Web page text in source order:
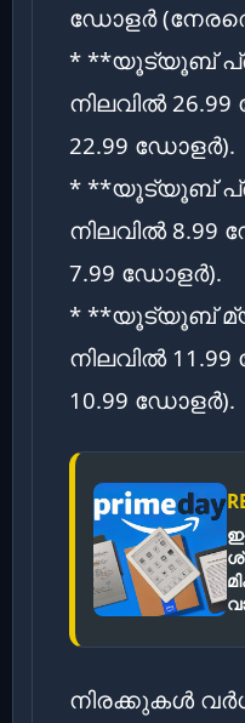
ഡോളർ
* **യൂട്യൂബ്
നിലവിൽ
22.99 ഡോളർ).
* **യൂട്യൂബ്
നിലവിൽ
7.99 ഡോളർ).
* **യൂട്യൂബ്
നിലവിൽ
10.99 ഡോളർ).
നിരക്കുകൾ